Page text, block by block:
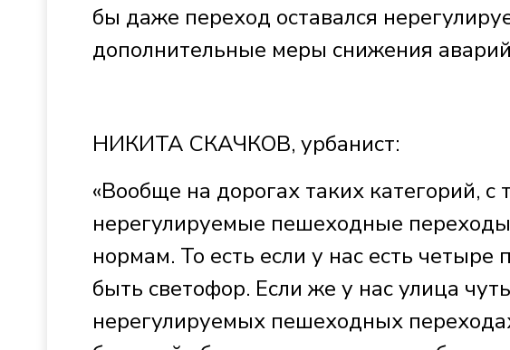
бы даже переход оставался
дополнительные меры снижения
НИКИТА СКАЧКОВ, урбанист:
«Вообще на дорогах таких категорий,
нерегулируемые пешеходные
нормам. То есть если у нас есть
быть светофор. Если же у нас улица
нерегулируемых пешеходных